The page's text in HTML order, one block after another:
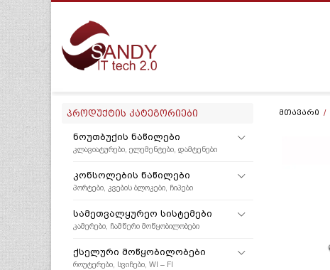
ᲞᲠᲝᲓᲣᲥᲢᲘᲡ ᲙᲐᲢᲔᲒᲝᲠᲘᲔᲑᲘ
ᲜᲝᲣᲗᲑᲣᲥᲘᲡ ᲜᲐᲬᲘᲚᲔᲑᲘ
ᲙᲚᲐᲕᲘᲐᲢᲣᲠᲔᲑᲘ, ᲔᲚᲔᲛᲔᲜᲢᲔᲑᲘ, ᲓᲐᲛᲢᲔᲜᲔᲑᲘ
ᲙᲝᲜᲡᲝᲚᲔᲑᲘᲡ ᲜᲐᲬᲘᲚᲔᲑᲘ
ᲞᲝᲠᲢᲔᲑᲘ, ᲙᲕᲔᲑᲘᲡ ᲑᲚᲝᲙᲔᲑᲘ, ᲩᲘᲞᲔᲑᲘ
ᲡᲐᲛᲔᲗᲕᲐᲚᲧᲣᲠᲔᲝ ᲡᲘᲡᲢᲔᲛᲔᲑᲘ
ᲙᲐᲛᲔᲠᲔᲑᲘ, ᲩᲐᲛᲬᲔᲠᲘ ᲛᲝᲬᲧᲝᲑᲘᲚᲝᲑᲔᲑᲘ
ᲥᲡᲔᲚᲣᲠᲘ ᲛᲝᲬᲧᲝᲑᲘᲚᲝᲑᲔᲑᲘ
ᲠᲝᲣᲢᲔᲠᲔᲑᲘ, ᲡᲕᲘᲩᲔᲑᲘ, WI – FI
ᲛᲗᲐᲕᲐᲠᲘ /